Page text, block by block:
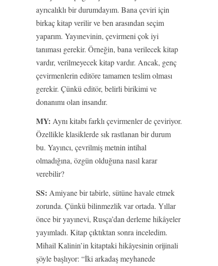
ayrıcalıklı bir durumdayım. Bana çeviri için
birkaç kitap verilir ve ben arasından seçim
yaparım. Yayınevinin, çevirmeni çok iyi
tanıması gerekir. Örneğin, bana verilecek kitap
vardır, verilmeyecek kitap vardır. Ancak, genç
çevirmenlerin editöre tamamen teslim olması
gerekir. Çünkü editör, belirli birikimi ve
donanımı olan insandır.
MY: Aynı kitabı farklı çevirmenler de çeviriyor.
Özellikle klasiklerde sık rastlanan bir durum
bu. Yayıncı, çevrilmiş metnin intihal
olmadığına, özgün olduğuna nasıl karar
verebilir?
SS: Amiyane bir tabirle, sütüne havale etmek
zorunda. Çünkü bilinmezlik var ortada. Yıllar
önce bir yayınevi, Rusça’dan derleme hikâyeler
yayımladı. Kitap çıktıktan sonra inceledim.
Mihail Kalinin’in kitaptaki hikâyesinin orijinali
şöyle başlıyor: “İki arkadaş meyhanede